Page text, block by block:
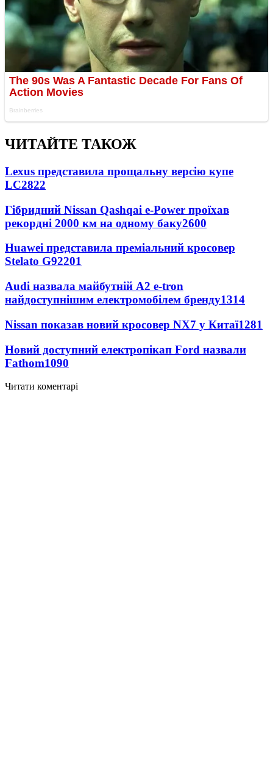
ЧИТАЙТЕ ТАКОЖ
Lexus представила прощальну версію купе
LC2822
Гібридний Nissan Qashqai e-Power проїхав
рекордні 2000 км на одному баку2600
Huawei представила преміальний кросовер
Stelato G92201
Audi назвала майбутній A2 e-tron
найдоступнішим електромобілем бренду1314
Nissan показав новий кросовер NX7 у Китаї1281
Новий доступний електропікап Ford назвали
Fathom1090
Читати коментарі